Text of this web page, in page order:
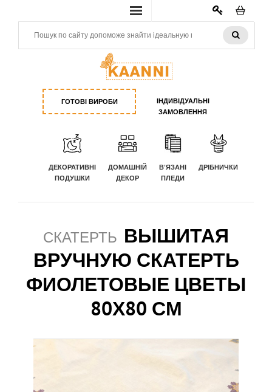
КАБИНЕТ
ГОТОВІ ВИРОБИ
ІНДИВІДУАЛЬНІ
ЗАМОВЛЕННЯ
ДЕКОРАТИВНІ
ПОДУШКИ
ДОМАШНІЙ
ДЕКОР
В'ЯЗАНІ
ПЛЕДИ
ДРІБНИЧКИ
СКАТЕРТЬ ВЫШИТАЯ
ВРУЧНУЮ СКАТЕРТЬ
ФИОЛЕТОВЫЕ ЦВЕТЫ
80Х80 СМ